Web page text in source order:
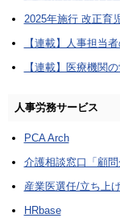
2025年施行 改正育
【連載】人事担当
【連載】医療機関
人事労務サービス
PCA Arch
介護相談窓口「顧
産業医選任/立ち上
HRbase